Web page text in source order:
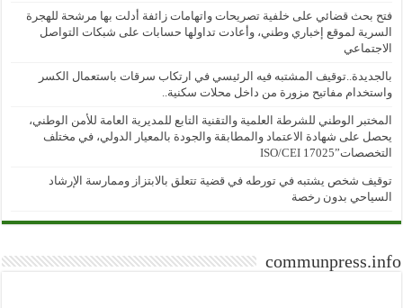
فتح بحث قضائي على خلفية تصريحات واتهامات زائفة أدلت بها مرشحة للهجرة
السرية لموقع إخباري وطني، وأعادت تداولها حسابات على شبكات التواصل
الاجتماعي
بالجديدة..توقيف المشتبه فيه الرئيسي في ارتكاب سرقات باستعمال الكسر
واستخدام مفاتيح مزورة من داخل محلات سكنية..
المختبر الوطني للشرطة العلمية والتقنية التابع للمديرية العامة للأمن الوطني،
يحصل على شهادة الاعتماد والمطابقة والجودة بالمعيار الدولي، في مختلف
التخصصات”ISO/CEI 17025
توقيف شخص يشتبه في تورطه في قضية تتعلق بالابتزاز وممارسة الإرشاد
السياحي بدون رخصة
communpress.info